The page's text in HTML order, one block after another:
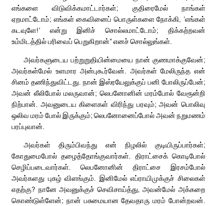
எங்களை விடுவிக்கமாட்டார்கள்; குதிரைமேல் நாங்கள்
ஏறமாட்டோம்; எங்கள் கைவினைப் பொருள்களை நோக்கி, ‘எங்கள்
கடவுளே!’ என்று இனிச் சொல்லமாட்டோம்; திக்கற்றவன்
உம்மிடத்தில் பரிவைப் பெறுகிறான்” எனச் சொல்லுங்கள்.
அவர்களுடைய பற்றுறுதியின்மையை நான் குணமாக்குவேன்;
அவர்கள்மேல் உளமார அன்புகூர்வேன். அவர்கள் மேலிருந்த என்
சினம் தணிந்துவிட்டது. நான் இஸ்ரயேலுக்குப் பனி போலிருப்பேன்;
அவன் லீலிபோல் மலருவான்; லெபனோனின் மரம்போல் வேரூன்றி
நிற்பான். அவனுடைய கிளைகள் விரிந்து பரவும்; அவன் பொலிவு
ஒலிவ மரம் போல் இருக்கும்; லெபனோனைப்போல் அவன் நறுமணம்
பரப்புவான்.
அவர்கள் திரும்பிவந்து என் நிழலில் குடியிருப்பார்கள்;
கோதுமைபோல் தழைத்தோங்குவார்கள். திராட்சைக் கொடிபோல்
செழிப்படைவார்கள். லெபனோனின் திராட்சை இரசம்போல்
அவர்களது புகழ் விளங்கும். இனிமேல் எப்ராயிமுக்குச் சிலைகள்
எதற்கு? நானே அவனுக்குச் செவிசாய்த்து, அவன்மேல் அக்கறை
கொண்டுள்ளேன்; நான் பசுமையான தேவதாரு மரம் போன்றவன்.